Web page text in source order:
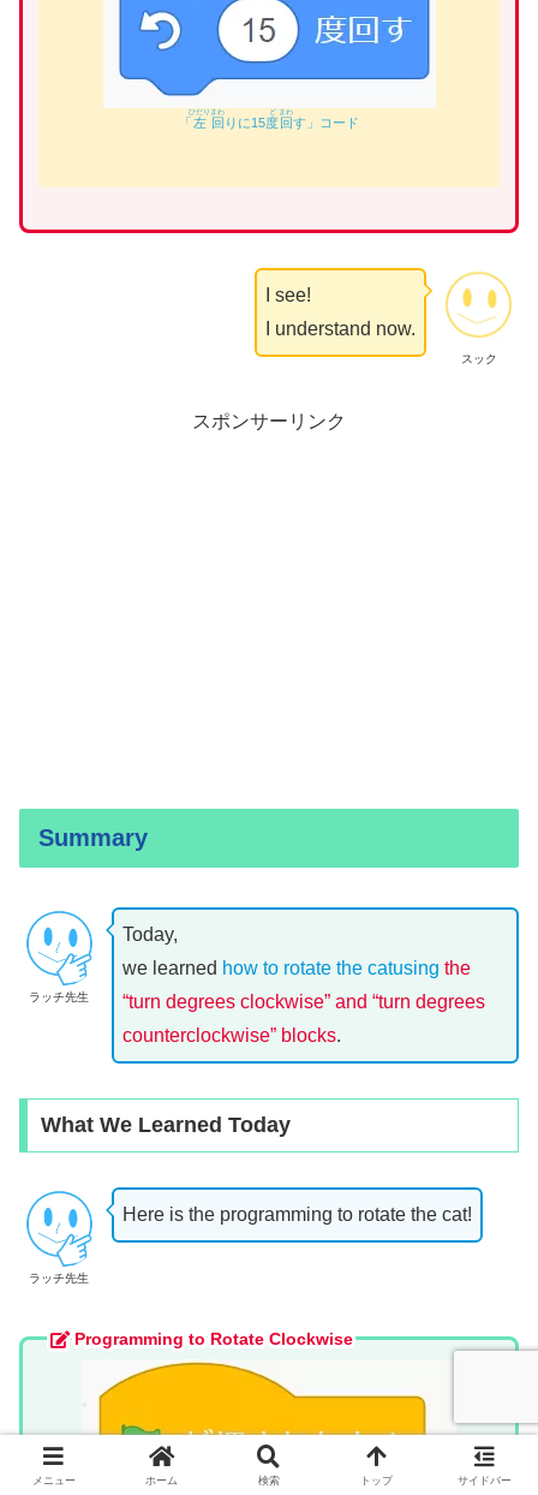
「 左
ひだり
回
まわ
りに15度
ど
回
まわ
す」コード
スック
I see!
I understand now.
スポンサーリンク
Summary
ラッチ先生
Today,
we learned how to rotate the catusing the
“turn degrees clockwise” and “turn degrees
counterclockwise” blocks.
What We Learned Today
ラッチ先生
Here is the programming to rotate the cat!
Programming to Rotate Clockwise
メニュー ホーム 検索 トップ サイドバー